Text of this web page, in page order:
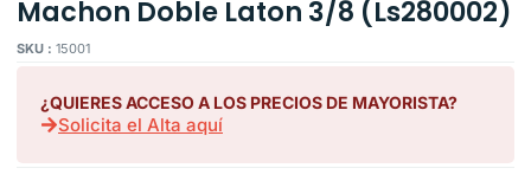
Machon Doble Laton 3/8 (Ls280002)
SKU : 15001
¿QUIERES ACCESO A LOS PRECIOS DE MAYORISTA?
Solicita el Alta aquí